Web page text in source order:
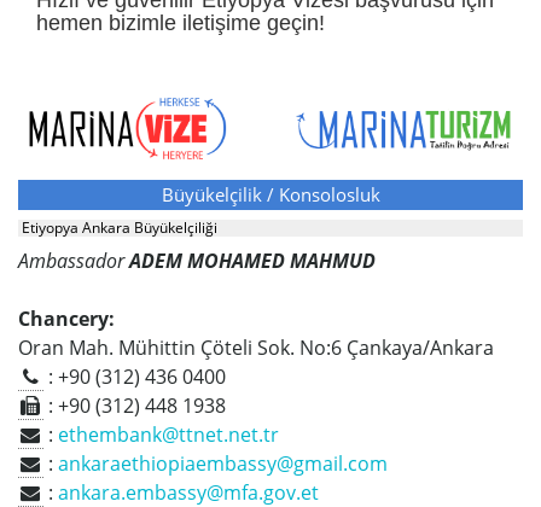
hemen bizimle iletişime geçin!
Büyükelçilik / Konsolosluk
Etiyopya Ankara Büyükelçiliği
AmbassadorADEM MOHAMED MAHMUD
Chancery:
Oran Mah. Mühittin Çöteli Sok. No:6 Çankaya/Ankara
: +90 (312) 436 0400
: +90 (312) 448 1938
: ethembank@ttnet.net.tr
: ankaraethiopiaembassy@gmail.com
: ankara.embassy@mfa.gov.et